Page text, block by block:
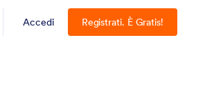
Accedi Registrati. È Gratis!